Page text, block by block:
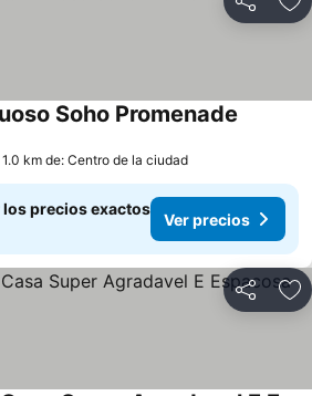
Compartir
Soho Promenade
1.0 km de: Centro de la ciudad
los precios exactos
Ver precios
Compartir